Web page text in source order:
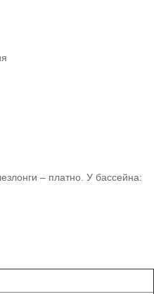
– платно. У бассейна: